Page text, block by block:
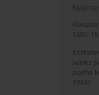
1685-
wieku
poetki
1984)